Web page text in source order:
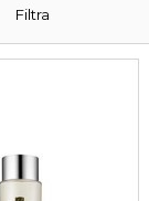
Filtra